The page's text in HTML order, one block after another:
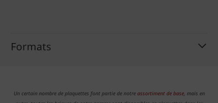
Formats
Un certain nombre de plaquettes font partie de notre assortiment de base, mais en